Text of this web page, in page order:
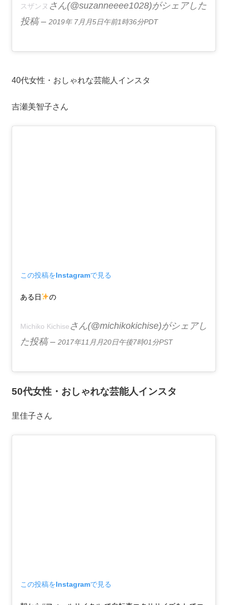
スザンヌ さん(@suzanneeee1028)がシェアした
投稿 – 2019年 7月月5日午前1時36分PDT
40代女性・おしゃれな芸能人インスタ
吉瀬美智子さん
この投稿をInstagramで見る
ある日 の
Michiko Kichiseさん(@michikokichise)がシェアし
た投稿 – 2017年11月月20日午後7時01分PST
50代女性・おしゃれな芸能人インスタ
里佳子さん
この投稿をInstagramで見る